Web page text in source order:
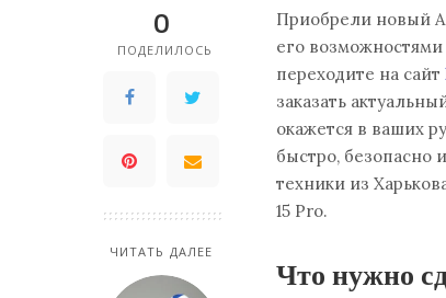
0
ПОДЕЛИЛОСЬ
ЧИТАТЬ ДАЛЕЕ
Приобрели новый
его
переходите на сайт
заказать
окажется в ваших
быстро, безопасно
техники из
15 Pro.
Что нужно